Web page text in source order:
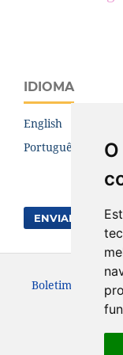
IDIOMA
English
Português (Brasil)
ENVIAR
Boletim de